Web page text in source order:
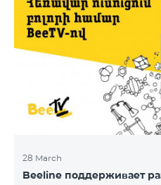
28 March
Beeline поддерживает